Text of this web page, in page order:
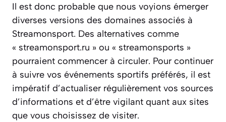
Il est donc probable que nous voyions émerger
diverses versions des domaines associés à
Streamonsport. Des alternatives comme
« streamonsport.ru » ou « streamonsports »
pourraient commencer à circuler. Pour continuer
à suivre vos événements sportifs préférés, il est
impératif d’actualiser régulièrement vos sources
d’informations et d’être vigilant quant aux sites
que vous choisissez de visiter.